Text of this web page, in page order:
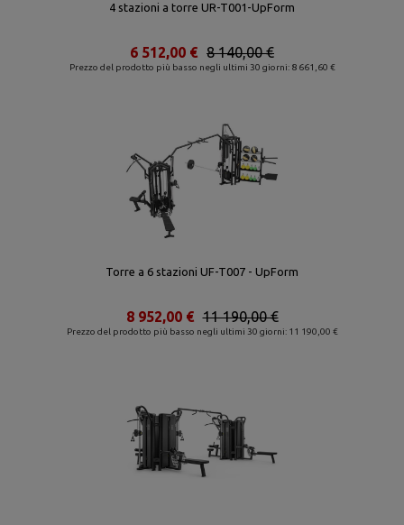
4 stazioni a torre UR-T001-UpForm
Prezzo del prodotto più basso negli ultimi 30 giorni: 8 661,60 €
8 140,00 €
6 512,00 €
Torre a 6 stazioni UF-T007 - UpForm
Prezzo del prodotto più basso negli ultimi 30 giorni: 11 190,00 €
11 190,00 €
8 952,00 €